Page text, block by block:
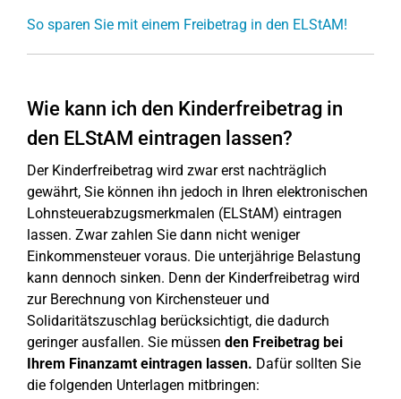
So sparen Sie mit einem Freibetrag in den ELStAM!
Wie kann ich den Kinderfreibetrag in
den ELStAM eintragen lassen?
Der Kinderfreibetrag wird zwar erst nachträglich
gewährt, Sie können ihn jedoch in Ihren elektronischen
Lohnsteuerabzugsmerkmalen (ELStAM) eintragen
lassen. Zwar zahlen Sie dann nicht weniger
Einkommensteuer voraus. Die unterjährige Belastung
kann dennoch sinken. Denn der Kinderfreibetrag wird
zur Berechnung von Kirchensteuer und
Solidaritätszuschlag berücksichtigt, die dadurch
geringer ausfallen. Sie müssen den Freibetrag bei
Ihrem Finanzamt eintragen lassen. Dafür sollten Sie
die folgenden Unterlagen mitbringen: